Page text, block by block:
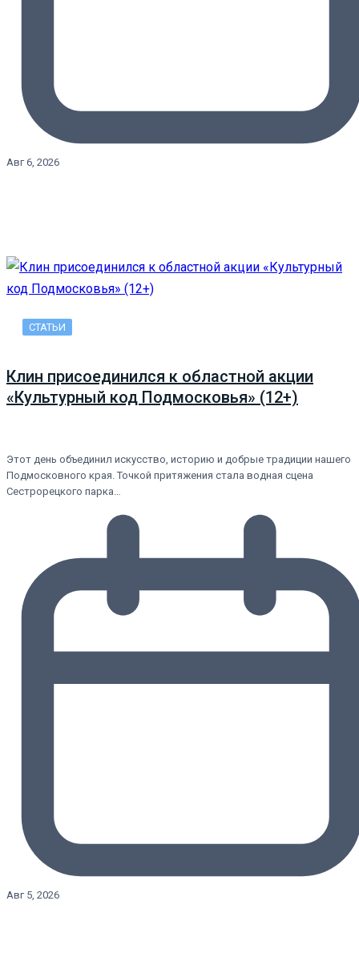
Авг 6, 2026
СТАТЬИ
Клин присоединился к областной акции
«Культурный код Подмосковья» (12+)
Этот день объединил искусство, историю и добрые традиции нашего
Подмосковного края. Точкой притяжения стала водная сцена
Сестрорецкого парка…
Авг 5, 2026